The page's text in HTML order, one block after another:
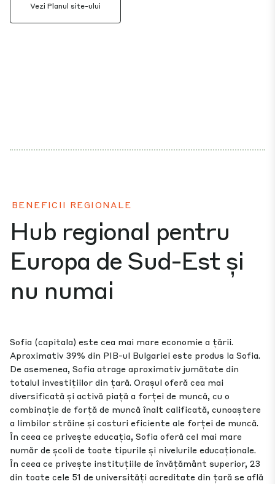
Vezi Planul site-ului
BENEFICII REGIONALE
Hub regional pentru
Europa de Sud-Est și
nu numai
Sofia (capitala) este cea mai mare economie a țării.
Aproximativ 39% din PIB-ul Bulgariei este produs la Sofia.
De asemenea, Sofia atrage aproximativ jumătate din
totalul investițiilor din țară. Orașul oferă cea mai
diversificată și activă piață a forței de muncă, cu o
combinație de forță de muncă înalt calificată, cunoaștere
a limbilor străine și costuri eficiente ale forței de muncă.
În ceea ce privește educația, Sofia oferă cel mai mare
număr de școli de toate tipurile și nivelurile educaționale.
În ceea ce privește instituțiile de învățământ superior, 23
din toate cele 51 de universități acreditate din țară se află